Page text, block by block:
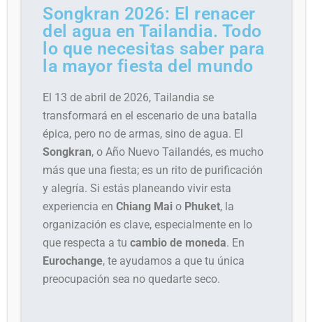
Songkran 2026: El renacer
del agua en Tailandia. Todo
lo que necesitas saber para
la mayor fiesta del mundo
El 13 de abril de 2026, Tailandia se
transformará en el escenario de una batalla
épica, pero no de armas, sino de agua. El
Songkran, o Año Nuevo Tailandés, es mucho
más que una fiesta; es un rito de purificación
y alegría. Si estás planeando vivir esta
experiencia enChiang Mai o Phuket, la
organización es clave, especialmente en lo
que respecta a tucambio de moneda. En
Eurochange, te ayudamos a que tu única
preocupación sea no quedarte seco.